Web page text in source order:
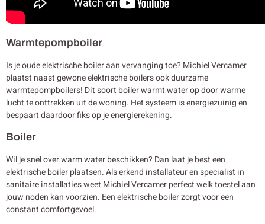
Warmtepompboiler
Is je oude elektrische boiler aan vervanging toe? Michiel Vercamer
plaatst naast gewone elektrische boilers ook duurzame
warmtepompboilers! Dit soort boiler warmt water op door warme
lucht te onttrekken uit de woning. Het systeem is energiezuinig en
bespaart daardoor fiks op je energierekening.
Boiler
Wil je snel over warm water beschikken? Dan laat je best een
elektrische boiler plaatsen. Als erkend installateur en specialist in
sanitaire installaties weet Michiel Vercamer perfect welk toestel aan
jouw noden kan voorzien. Een elektrische boiler zorgt voor een
constant comfortgevoel.